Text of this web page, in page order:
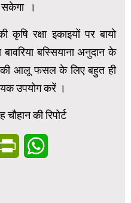
सकेगा ।
रक्षा इकाइयों पर बायो
बस्सियाना अनुदान के
की आलू फसल के लिए बहुत ही
उपयोग करें ।
की रिपोर्ट
PrintFriendly